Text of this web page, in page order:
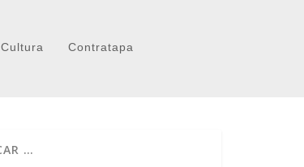
Cultura Contratapa